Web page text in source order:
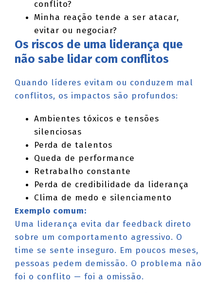
conflito?
Minha reação tende a ser atacar,
evitar ou negociar?
Os riscos de uma liderança que
não sabe lidar com conflitos
Quando líderes evitam ou conduzem mal
conflitos, os impactos são profundos:
Ambientes tóxicos e tensões
silenciosas
Perda de talentos
Queda de performance
Retrabalho constante
Perda de credibilidade da liderança
Clima de medo e silenciamento
Exemplo comum:
Uma liderança evita dar feedback direto
sobre um comportamento agressivo. O
time se sente inseguro. Em poucos meses,
pessoas pedem demissão. O problema não
foi o conflito — foi a omissão.